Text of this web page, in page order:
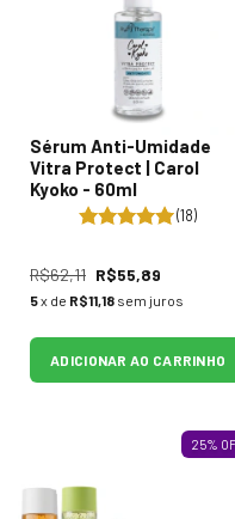
Sérum Anti-Umidade
Vitra Protect | Carol
Kyoko - 60ml
(18)
R$62,11 R$55,89
5x de R$11,18 sem juros
ADICIONAR AO CARRINHO
25%